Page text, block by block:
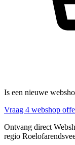
Is een nieuwe
Vraag 4 webshop
Ontvang direct
regio